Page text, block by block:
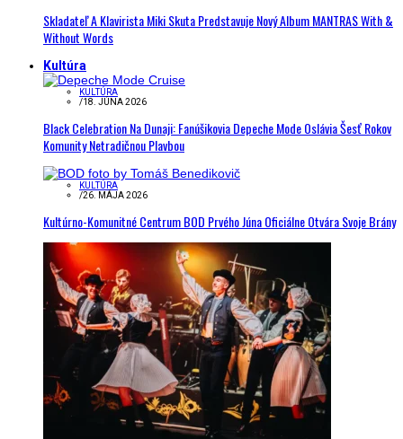
Skladateľ A Klavirista Miki Skuta Predstavuje Nový Album MANTRAS With &
Without Words
Kultúra
KULTÚRA
/18. JÚNA 2026
Black Celebration Na Dunaji: Fanúšikovia Depeche Mode Oslávia Šesť Rokov
Komunity Netradičnou Plavbou
KULTÚRA
/26. MÁJA 2026
Kultúrno-Komunitné Centrum BOD Prvého Júna Oficiálne Otvára Svoje Brány